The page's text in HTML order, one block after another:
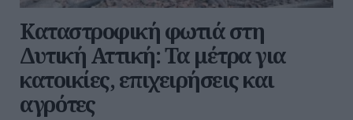
Καταστροφική φωτιά στη
Δυτική Αττική: Τα μέτρα για
κατοικίες, επιχειρήσεις και
αγρότες